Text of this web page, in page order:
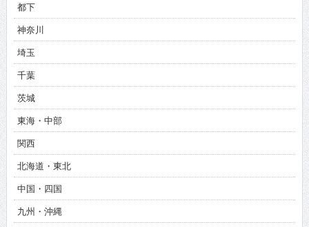
都下
神奈川
埼玉
千葉
茨城
東海・中部
関西
北海道・東北
中国・四国
九州・沖縄